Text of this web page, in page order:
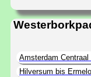
Amsterdam
Hilversum bis Ermelo